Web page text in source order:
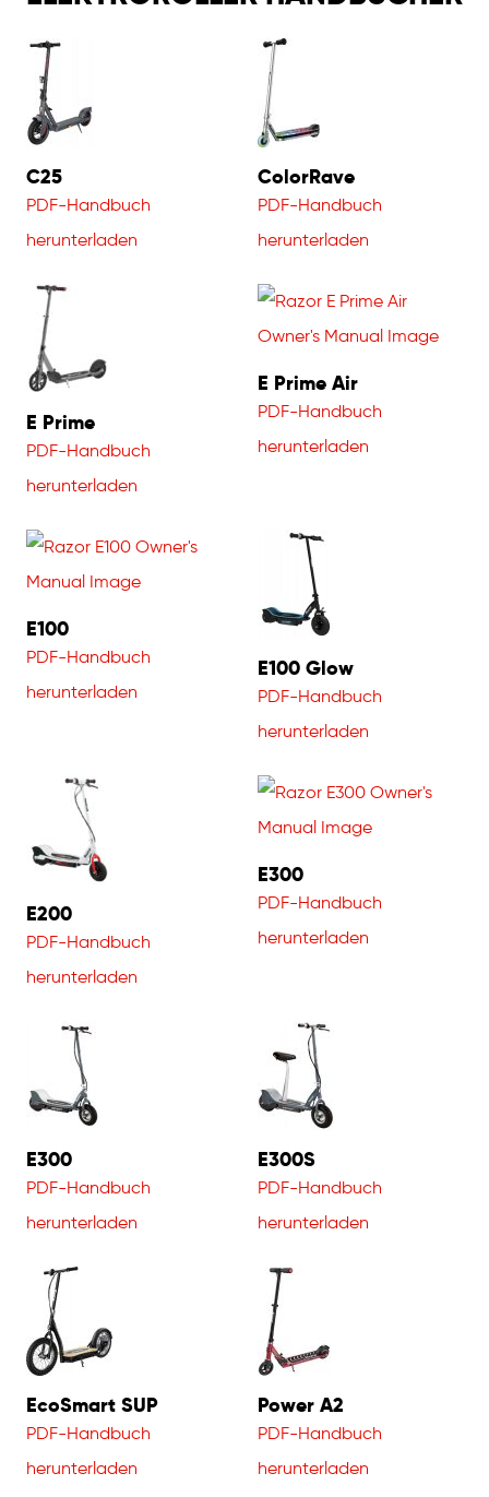
C25
PDF-Handbuch
herunterladen
ColorRave
PDF-Handbuch
herunterladen
E Prime
PDF-Handbuch
herunterladen
E Prime Air
PDF-Handbuch
herunterladen
E100
PDF-Handbuch
herunterladen
E100 Glow
PDF-Handbuch
herunterladen
E200
PDF-Handbuch
herunterladen
E300
PDF-Handbuch
herunterladen
E300
PDF-Handbuch
herunterladen
E300S
PDF-Handbuch
herunterladen
EcoSmart SUP
PDF-Handbuch
herunterladen
Power A2
PDF-Handbuch
herunterladen